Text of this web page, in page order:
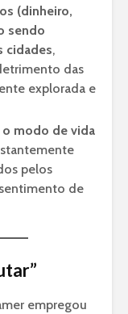
(dinheiro,
sendo
cidades,
das
explorada e
o modo de vida
pelos
sentimento de
empregou